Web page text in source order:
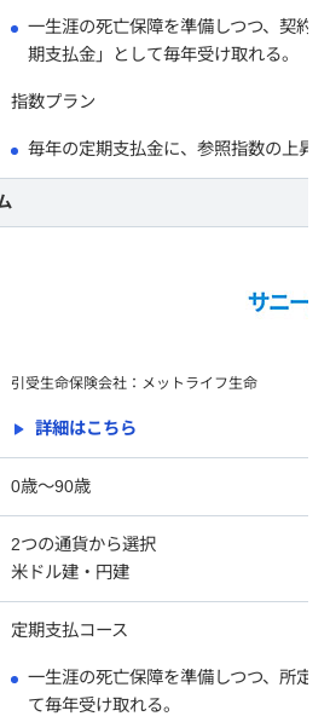
一生涯の死亡保障を準備しつつ、契約
期支払金」として毎年受け取れる。
指数プラン
毎年の定期支払金に、参照指数の上昇
引受生命保険会社：メットライフ生命
詳細はこちら
0歳～90歳
2つの通貨から選択
米ドル建・円建
定期支払コース
一生涯の死亡保障を準備しつつ、所定
て毎年受け取れる。